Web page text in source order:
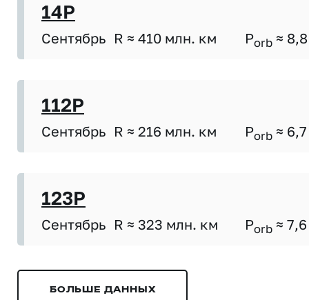
14P
Сентябрь R ≈ 410 млн. км Porb ≈ 8,8
112P
Сентябрь R ≈ 216 млн. км Porb ≈ 6,7
123P
Сентябрь R ≈ 323 млн. км Porb ≈ 7,6
БОЛЬШЕ ДАННЫХ